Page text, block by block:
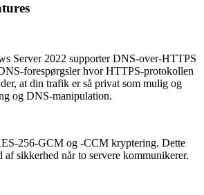
Server 2022 supporter DNS-over-HTTPS
forespørgsler hvor HTTPS-protokollen
at din trafik er så privat som mulig og
og DNS-manipulation.
256-GCM og -CCM kryptering. Dette
af sikkerhed når to servere kommunikerer.